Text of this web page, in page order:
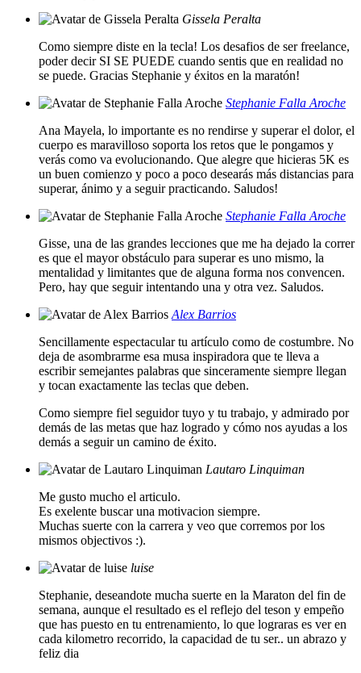
Gissela Peralta
Como siempre diste en la tecla! Los desafios de ser freelance,
poder decir SI SE PUEDE cuando sentis que en realidad no
se puede. Gracias Stephanie y éxitos en la maratón!
Stephanie Falla Aroche
Ana Mayela, lo importante es no rendirse y superar el dolor, el
cuerpo es maravilloso soporta los retos que le pongamos y
verás como va evolucionando. Que alegre que hicieras 5K es
un buen comienzo y poco a poco desearás más distancias para
superar, ánimo y a seguir practicando. Saludos!
Stephanie Falla Aroche
Gisse, una de las grandes lecciones que me ha dejado la correr
es que el mayor obstáculo para superar es uno mismo, la
mentalidad y limitantes que de alguna forma nos convencen.
Pero, hay que seguir intentando una y otra vez. Saludos.
Alex Barrios
Sencillamente espectacular tu artículo como de costumbre. No
deja de asombrarme esa musa inspiradora que te lleva a
escribir semejantes palabras que sinceramente siempre llegan
y tocan exactamente las teclas que deben.
Como siempre fiel seguidor tuyo y tu trabajo, y admirado por
demás de las metas que haz logrado y cómo nos ayudas a los
demás a seguir un camino de éxito.
Lautaro Linquiman
Me gusto mucho el articulo.
Es exelente buscar una motivacion siempre.
Muchas suerte con la carrera y veo que corremos por los
mismos objectivos :).
luise
Stephanie, deseandote mucha suerte en la Maraton del fin de
semana, aunque el resultado es el reflejo del teson y empeño
que has puesto en tu entrenamiento, lo que lograras es ver en
cada kilometro recorrido, la capacidad de tu ser.. un abrazo y
feliz dia